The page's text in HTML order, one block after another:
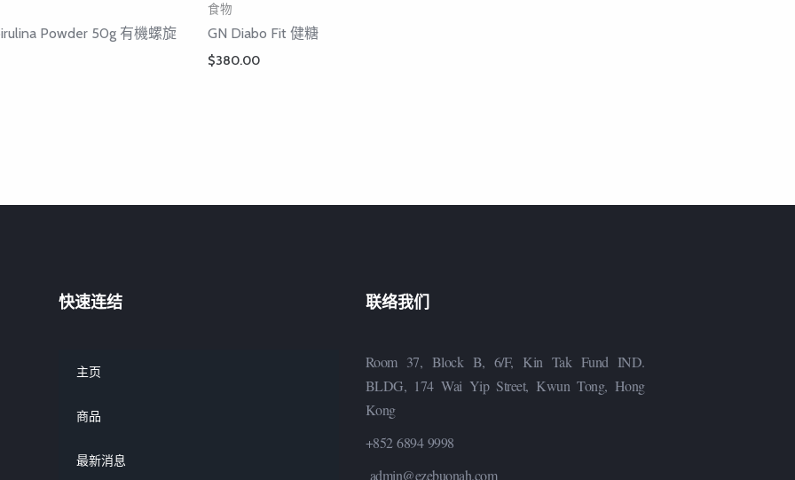
Powder 50g 有機螺旋
食物
GN Diabo Fit 健糖
$380.00
快速连结
主页
商品
最新消息
联络我们
Room 37, Block B, 6/F, Kin Tak Fund IND.
BLDG, 174 Wai Yip Street, Kwun Tong, Hong
Kong
+852 6894 9998
admin@ezebuonah.com